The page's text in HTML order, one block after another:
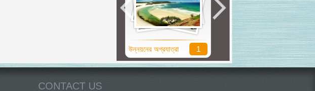
1
উন্নয়নের অগ্রযাত্রা 0
সুবর্ণ জয়ন্তী
CONTACT US